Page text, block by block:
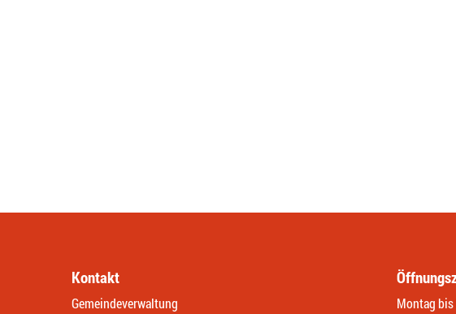
Kontakt
Gemeindeverwaltung Montag